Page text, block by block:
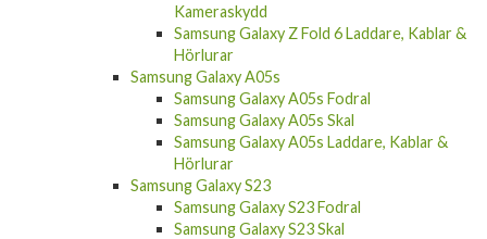
Kameraskydd
Samsung Galaxy Z Fold 6 Laddare, Kablar &
Hörlurar
Samsung Galaxy A05s
Samsung Galaxy A05s Fodral
Samsung Galaxy A05s Skal
Samsung Galaxy A05s Laddare, Kablar &
Hörlurar
Samsung Galaxy S23
Samsung Galaxy S23 Fodral
Samsung Galaxy S23 Skal